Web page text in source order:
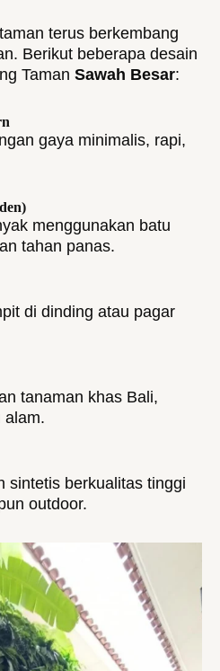
terus berkembang
Berikut beberapa desain
Taman Sawah Besar:
gaya minimalis, rapi,
menggunakan batu
tahan panas.
di dinding atau pagar
tanaman khas Bali,
alam.
sintetis berkualitas tinggi
outdoor.